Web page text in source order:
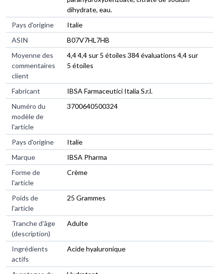
dihydrate, eau.
Pays d'origine
‎Italie
ASIN
B07V7HL7HB
Moyenne des
commentaires
client
4,4 4,4 sur 5 étoiles 384 évaluations 4,4 sur
5 étoiles
Fabricant
IBSA Farmaceutici Italia S.r.l.
Numéro du
modèle de
l'article
3700640500324
Pays d'origine
Italie
Marque
IBSA Pharma
Forme de
l'article
Crème
Poids de
l'article
25 Grammes
Tranche d'âge
(description)
Adulte
Ingrédients
actifs
Acide hyaluronique